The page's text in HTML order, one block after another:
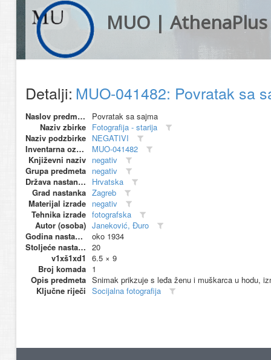
MUO | AthenaPlus
Detalji: MUO-041482: Povratak sa
Naslov predmeta
Povratak sa sajma
Naziv zbirke Fotografija - starija
Naziv podzbirke NEGATIVI
Inventarna oznaka
MUO-041482
Književni naziv negativ
Grupa predmeta negativ
Država nastanka
Hrvatska
Grad nastanka Zagreb
Materijal izrade negativ
Tehnika izrade fotografska
Autor (osoba) Janeković, Đuro
Godina nastanka
oko 1934
Stoljeće nastanka 20
v1xš1xd1
6.5 × 9
Broj komada 1
Opis predmeta Snimak prikzuje s leđa ženu i muškarca u hodu,
Ključne riječi Socijalna fotografija